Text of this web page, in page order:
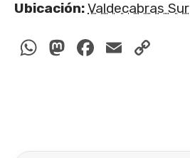
Ubicación:Valdecabras Sur
WhatsApp
Mastodon
Facebook
Email